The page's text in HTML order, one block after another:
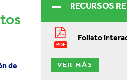
de
RECURSOS
PDF
Folleto
VER MÁS